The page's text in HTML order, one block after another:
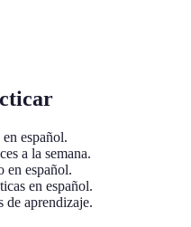
español.
a la semana.
en español.
en español.
de aprendizaje.